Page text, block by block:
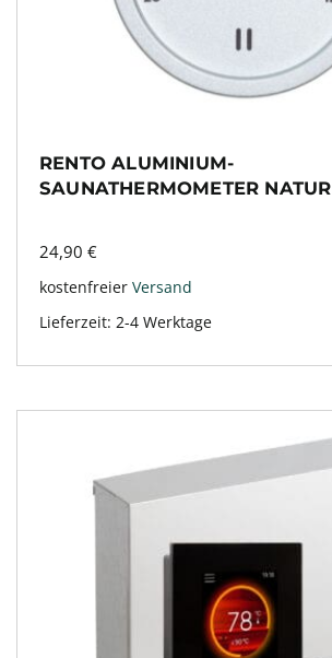
RENTO ALUMINIUM-
SAUNATHERMOMETER NATUR
24,90 €
kostenfreier Versand
Lieferzeit: 2-4 Werktage